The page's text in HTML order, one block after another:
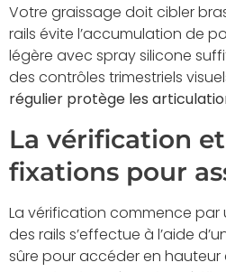
Votre graissage doit cibler
rails évite l’accumulation de
légère avec spray silicone
des contrôles trimestriels
régulier protège les
La vérification
fixations pour
La vérification commence par
des rails s’effectue à l’aide
sûre pour accéder en